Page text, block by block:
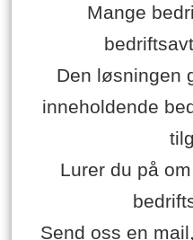
Mange
Den løsningen
inneholdende
Lurer du på
Send oss en